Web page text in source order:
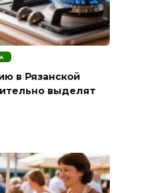
в Рязанской
выделят